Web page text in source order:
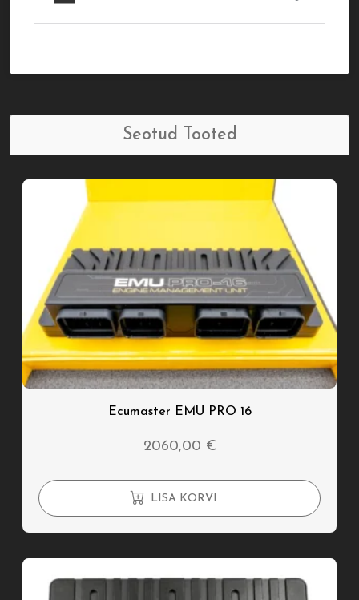
Seotud Tooted
Ecumaster EMU PRO 16
2060,00 €
LISA KORVI